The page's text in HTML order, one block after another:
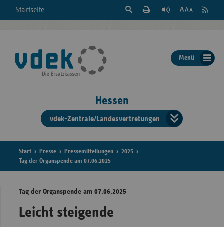
Startseite
Suche
der
Seite
Feed
Menü
Hessen
vdek-Zentrale/Landesvertretungen
der
Start Presse Pressemitteilungen
2025
Tag der Organspende am 07.06.2025
Tag der Organspende am 07.06.2025
Leicht steigende